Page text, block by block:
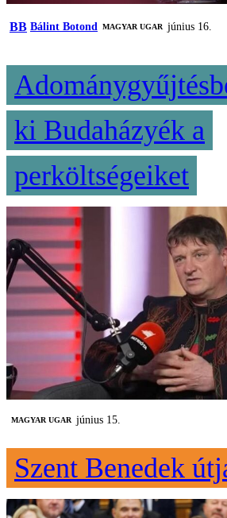
BB Bálint Botond MAGYAR UGAR június 16.
ki Budaházyék a
perköltségeiket
MAGYAR UGAR június 15.
Szent Benedek